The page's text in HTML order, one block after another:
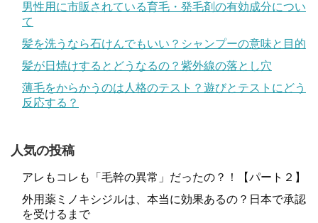
男性用に市販されている育毛・発毛剤の有効成分につい
て
髪を洗うなら石けんでもいい？シャンプーの意味と目的
髪が日焼けするとどうなるの？紫外線の落とし穴
薄毛をからかうのは人格のテスト？遊びとテストにどう
反応する？
人気の投稿
アレもコレも「毛幹の異常」だったの？！【パート２】
外用薬ミノキシジルは、本当に効果あるの？日本で承認
を受けるまで